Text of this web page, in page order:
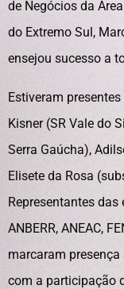
de Negócios da
do Extremo Sul,
ensejou sucesso a
Estiveram
Kisner (SR Vale do
Serra Gaúcha),
Elisete da Rosa
Representantes das
ANBERR, ANEAC,
marcaram
com a participação